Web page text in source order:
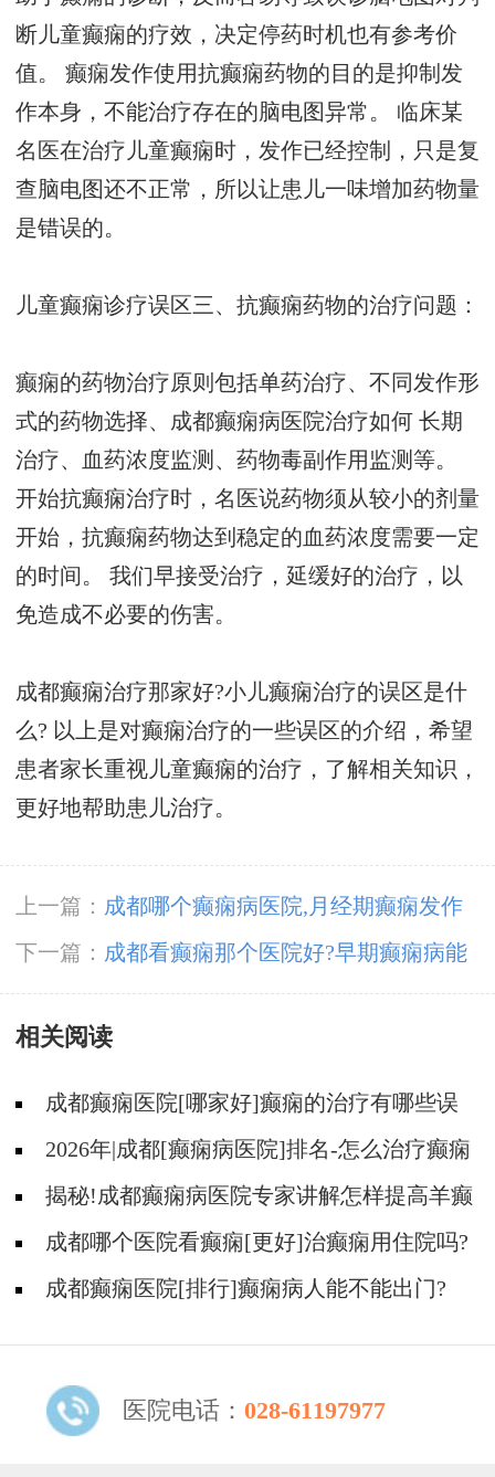
断儿童癫痫的疗效，决定停药时机也有参考价
值。 癫痫发作使用抗癫痫药物的目的是抑制发
作本身，不能治疗存在的脑电图异常。 临床某
名医在治疗儿童癫痫时，发作已经控制，只是复
查脑电图还不正常，所以让患儿一味增加药物量
是错误的。
儿童癫痫诊疗误区三、抗癫痫药物的治疗问题：
癫痫的药物治疗原则包括单药治疗、不同发作形
式的药物选择、 成都癫痫病医院治疗如何 长期
治疗、血药浓度监测、药物毒副作用监测等。
开始抗癫痫治疗时，名医说药物须从较小的剂量
开始，抗癫痫药物达到稳定的血药浓度需要一定
的时间。 我们早接受治疗，延缓好的治疗，以
免造成不必要的伤害。
成都癫痫治疗那家好?小儿癫痫治疗的误区是什
么? 以上是对癫痫治疗的一些误区的介绍，希望
患者家长重视儿童癫痫的治疗，了解相关知识，
更好地帮助患儿治疗。
上一篇： 成都哪个癫痫病医院,月经期癫痫发作
频率为何增多?
下一篇： 成都看癫痫那个医院好?早期癫痫病能
医好吗?
相关阅读
成都癫痫医院[哪家好]癫痫的治疗有哪些误
区?2026年|成都[癫痫病医院]排名-怎么治疗癫痫
后遗症?
揭秘!成都癫痫病医院专家讲解怎样提高羊癫
疯病的治疗效果?
成都哪个医院看癫痫[更好]治癫痫用住院吗?
成都癫痫医院[排行]癫痫病人能不能出门?
医院电话： 028-61197977